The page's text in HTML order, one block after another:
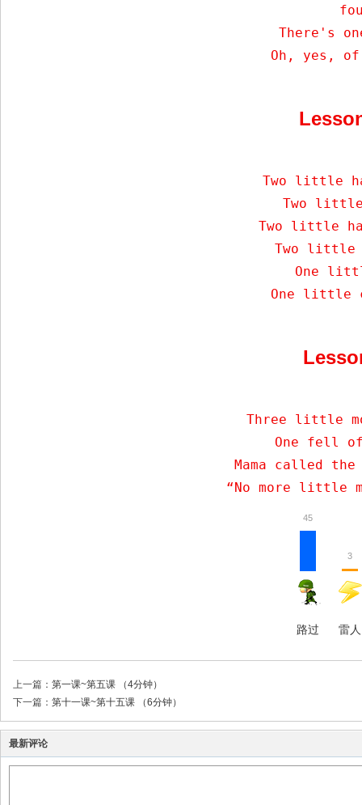
There's
Oh, yes,
Two little
Two
Two little
Two little
One
One little
Three little
One fell
Mama called the
“No more little
45
路过
3
雷人
上一篇： 第一课~第五课 （4分钟）
下一篇： 第十一课~第十五课 （6分钟）
最新评论